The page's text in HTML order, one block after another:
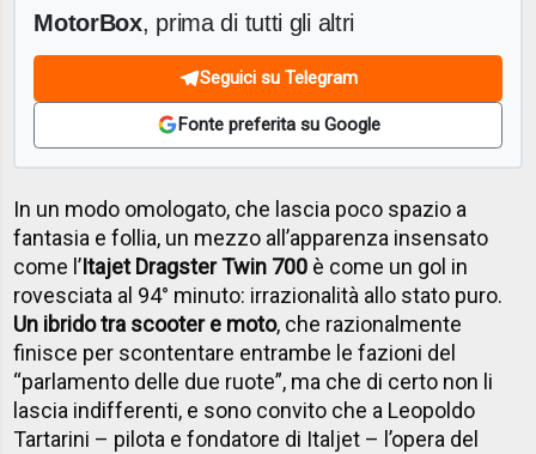
MotorBox, prima di tutti gli altri
Seguici su Telegram
Fonte preferita su Google
In un modo omologato, che lascia poco spazio a
fantasia e follia, un mezzo all’apparenza insensato
come l’Itajet Dragster Twin 700 è come un gol in
rovesciata al 94° minuto: irrazionalità allo stato puro.
Un ibrido tra scooter e moto, che razionalmente
finisce per scontentare entrambe le fazioni del
“parlamento delle due ruote”, ma che di certo non li
lascia indifferenti, e sono convito che a Leopoldo
Tartarini – pilota e fondatore di Italjet – l’opera del